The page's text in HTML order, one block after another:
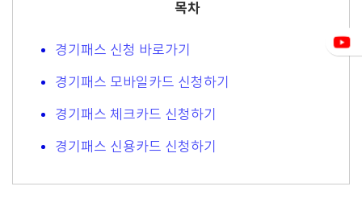
목차
경기패스 신청 바로가기
경기패스 모바일카드 신청하기
경기패스 체크카드 신청하기
경기패스 신용카드 신청하기